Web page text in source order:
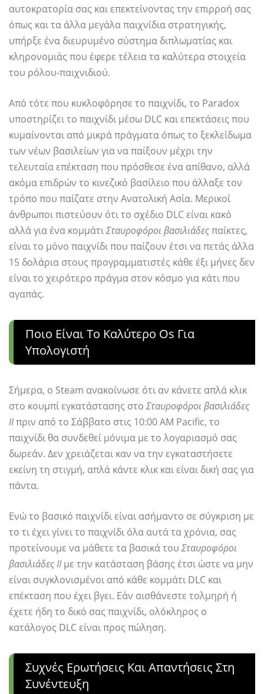
αυτοκρατορία σας και επεκτείνοντας την επιρροή σας
όπως και τα άλλα μεγάλα παιχνίδια στρατηγικής,
υπήρξε ένα διευρυμένο σύστημα διπλωματίας και
κληρονομιάς που έφερε τέλεια τα καλύτερα στοιχεία
του ρόλου-παιχνιδιού.
Από τότε που κυκλοφόρησε το παιχνίδι, το Paradox
υποστηρίζει το παιχνίδι μέσω DLC και επεκτάσεις που
κυμαίνονται από μικρά πράγματα όπως το ξεκλείδωμα
των νέων βασιλείων για να παίξουν μέχρι την
τελευταία επέκταση που πρόσθεσε ένα απίθανο, αλλά
ακόμα επιδρών το κινεζικό βασίλειο που άλλαξε τον
τρόπο που παίζατε στην Ανατολική Ασία. Μερικοί
άνθρωποι πιστεύουν ότι το σχέδιο DLC είναι κακό
αλλά για ένα κομμάτιΣταυροφόροι βασιλιάδεςπαίκτες,
είναι το μόνο παιχνίδι που παίζουν έτσι να πετάς άλλα
15 δολάρια στους προγραμματιστές κάθε έξι μήνες δεν
είναι το χειρότερο πράγμα στον κόσμο για κάτι που
αγαπάς.
Ποιο Είναι Το Καλύτερο Os Για
Υπολογιστή
Σήμερα, ο Steam ανακοίνωσε ότι αν κάνετε απλά κλικ
στο κουμπί εγκατάστασης στο Σταυροφόροι βασιλιάδες
ΙΙπριν από το Σάββατο στις 10:00 AM Pacific, το
παιχνίδι θα συνδεθεί μόνιμα με το λογαριασμό σας
δωρεάν. Δεν χρειάζεται καν να την εγκαταστήσετε
εκείνη τη στιγμή, απλά κάντε κλικ και είναι δική σας για
πάντα.
Ενώ το βασικό παιχνίδι είναι ασήμαντο σε σύγκριση με
το τι έχει γίνει το παιχνίδι όλα αυτά τα χρόνια, σας
προτείνουμε να μάθετε τα βασικά του Σταυροφόροι
βασιλιάδες ΙΙμε την κατάσταση βάσης έτσι ώστε να μην
είναι συγκλονισμένοι από κάθε κομμάτι DLC και
επέκταση που έχει βγει. Εάν αισθάνεστε τολμηρή ή
έχετε ήδη το δικό σας παιχνίδι, ολόκληρος ο
κατάλογος DLC είναι προς πώληση.
Συχνές Ερωτήσεις Και Απαντήσεις Στη
Συνέντευξη